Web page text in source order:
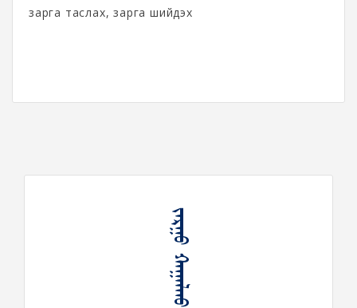
зарга таслах, зарга шийдэх
ᠵᠠᠷᠭᠤ ᠬᠠᠭᠠᠯᠬᠤ